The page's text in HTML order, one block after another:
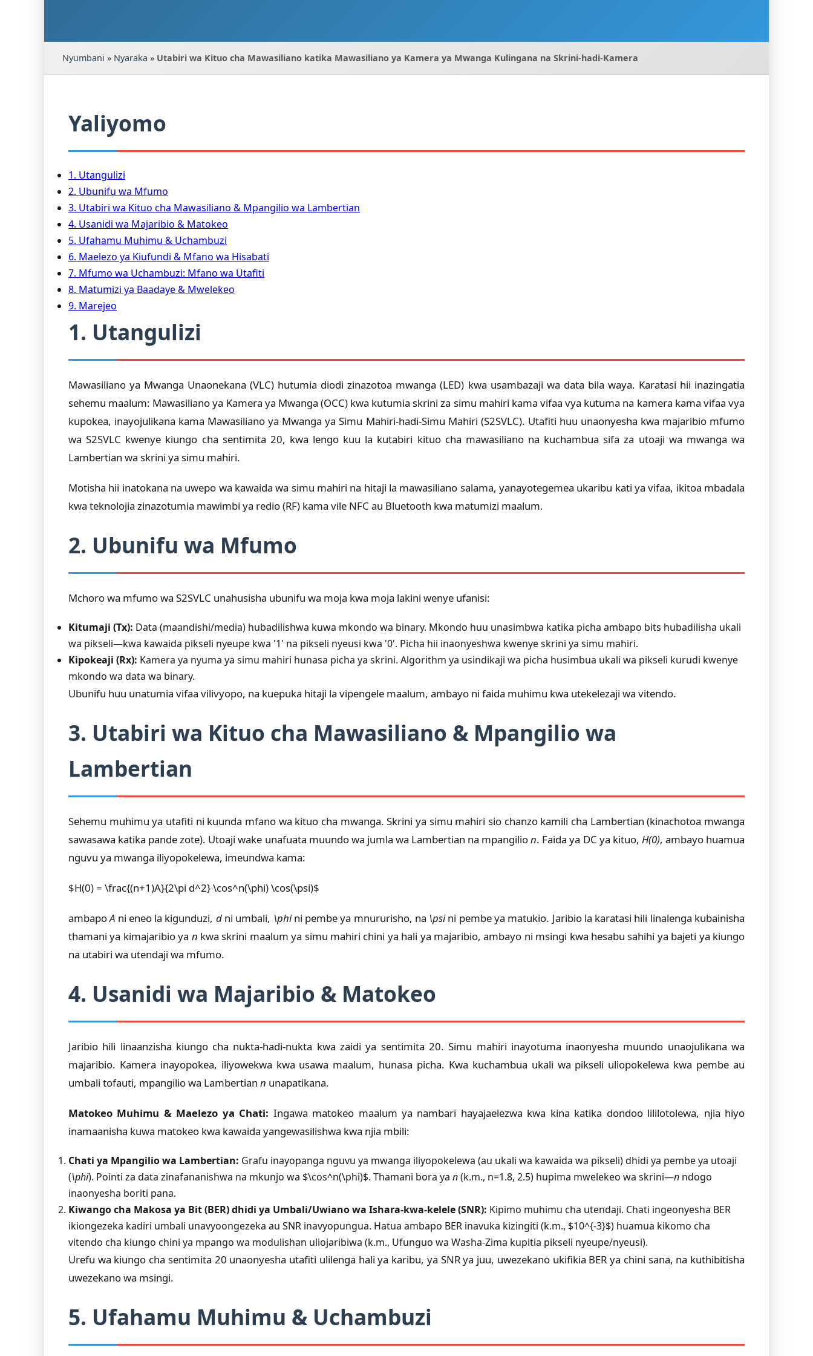
Nyumbani » Nyaraka » Utabiri wa Kituo cha Mawasiliano katika Mawasiliano ya Kamera ya Mwanga Kulingana na Skrini-hadi-Kamera
Yaliyomo
1. Utangulizi
2. Ubunifu wa Mfumo
3. Utabiri wa Kituo cha Mawasiliano & Mpangilio wa Lambertian
4. Usanidi wa Majaribio & Matokeo
5. Ufahamu Muhimu & Uchambuzi
6. Maelezo ya Kiufundi & Mfano wa Hisabati
7. Mfumo wa Uchambuzi: Mfano wa Utafiti
8. Matumizi ya Baadaye & Mwelekeo
9. Marejeo
1. Utangulizi
Mawasiliano ya Mwanga Unaonekana (VLC) hutumia diodi zinazotoa mwanga (LED) kwa usambazaji wa data bila waya. Karatasi hii inazingatia
sehemu maalum: Mawasiliano ya Kamera ya Mwanga (OCC) kwa kutumia skrini za simu mahiri kama vifaa vya kutuma na kamera kama vifaa vya
kupokea, inayojulikana kama Mawasiliano ya Mwanga ya Simu Mahiri-hadi-Simu Mahiri (S2SVLC). Utafiti huu unaonyesha kwa majaribio mfumo
wa S2SVLC kwenye kiungo cha sentimita 20, kwa lengo kuu la kutabiri kituo cha mawasiliano na kuchambua sifa za utoaji wa mwanga wa
Lambertian wa skrini ya simu mahiri.
Motisha hii inatokana na uwepo wa kawaida wa simu mahiri na hitaji la mawasiliano salama, yanayotegemea ukaribu kati ya vifaa, ikitoa mbadala
kwa teknolojia zinazotumia mawimbi ya redio (RF) kama vile NFC au Bluetooth kwa matumizi maalum.
2. Ubunifu wa Mfumo
Mchoro wa mfumo wa S2SVLC unahusisha ubunifu wa moja kwa moja lakini wenye ufanisi:
Kitumaji (Tx): Data (maandishi/media) hubadilishwa kuwa mkondo wa binary. Mkondo huu unasimbwa katika picha ambapo bits hubadilisha ukali
wa pikseli—kwa kawaida pikseli nyeupe kwa '1' na pikseli nyeusi kwa '0'. Picha hii inaonyeshwa kwenye skrini ya simu mahiri.
Kipokeaji (Rx): Kamera ya nyuma ya simu mahiri hunasa picha ya skrini. Algorithm ya usindikaji wa picha husimbua ukali wa pikseli kurudi kwenye
mkondo wa data wa binary.
Ubunifu huu unatumia vifaa vilivyopo, na kuepuka hitaji la vipengele maalum, ambayo ni faida muhimu kwa utekelezaji wa vitendo.
3. Utabiri wa Kituo cha Mawasiliano & Mpangilio wa
Lambertian
Sehemu muhimu ya utafiti ni kuunda mfano wa kituo cha mwanga. Skrini ya simu mahiri sio chanzo kamili cha Lambertian (kinachotoa mwanga
sawasawa katika pande zote). Utoaji wake unafuata muundo wa jumla wa Lambertian na mpangilion. Faida ya DC ya kituo, H(0), ambayo huamua
nguvu ya mwanga iliyopokelewa, imeundwa kama:
$H(0) = \frac{(n+1)A}{2\pi d^2} \cos^n(\phi) \cos(\psi)$
ambapoA ni eneo la kigunduzi, dni umbali, \phini pembe ya mnururisho, na \psini pembe ya matukio. Jaribio la karatasi hili linalenga kubainisha
thamani ya kimajaribio ya n kwa skrini maalum ya simu mahiri chini ya hali ya majaribio, ambayo ni msingi kwa hesabu sahihi ya bajeti ya kiungo
na utabiri wa utendaji wa mfumo.
4. Usanidi wa Majaribio & Matokeo
Jaribio hili linaanzisha kiungo cha nukta-hadi-nukta kwa zaidi ya sentimita 20. Simu mahiri inayotuma inaonyesha muundo unaojulikana wa
majaribio. Kamera inayopokea, iliyowekwa kwa usawa maalum, hunasa picha. Kwa kuchambua ukali wa pikseli uliopokelewa kwa pembe au
umbali tofauti, mpangilio wa Lambertian n unapatikana.
Matokeo Muhimu & Maelezo ya Chati: Ingawa matokeo maalum ya nambari hayajaelezwa kwa kina katika dondoo lililotolewa, njia hiyo
inamaanisha kuwa matokeo kwa kawaida yangewasilishwa kwa njia mbili:
Chati ya Mpangilio wa Lambertian: Grafu inayopanga nguvu ya mwanga iliyopokelewa (au ukali wa kawaida wa pikseli) dhidi ya pembe ya utoaji
(\phi). Pointi za data zinafananishwa na mkunjo wa $\cos^n(\phi)$. Thamani bora ya n(k.m., n=1.8, 2.5) hupima mwelekeo wa skrini—n ndogo
inaonyesha boriti pana.
Kiwango cha Makosa ya Bit (BER) dhidi ya Umbali/Uwiano wa Ishara-kwa-kelele (SNR): Kipimo muhimu cha utendaji. Chati ingeonyesha BER
ikiongezeka kadiri umbali unavyoongezeka au SNR inavyopungua. Hatua ambapo BER inavuka kizingiti (k.m., $10^{-3}$) huamua kikomo cha
vitendo cha kiungo chini ya mpango wa modulishan uliojaribiwa (k.m., Ufunguo wa Washa-Zima kupitia pikseli nyeupe/nyeusi).
Urefu wa kiungo cha sentimita 20 unaonyesha utafiti ulilenga hali ya karibu, ya SNR ya juu, uwezekano ukifikia BER ya chini sana, na kuthibitisha
uwezekano wa msingi.
5. Ufahamu Muhimu & Uchambuzi